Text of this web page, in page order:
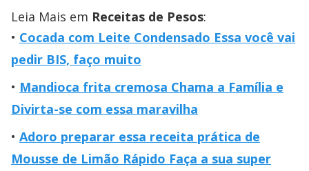
Leia Mais em Receitas de Pesos:
Cocada com Leite Condensado Essa você vai
pedir BIS, faço muito
Mandioca frita cremosa Chama a Família e
Divirta-se com essa maravilha
Adoro preparar essa receita prática de
Mousse de Limão Rápido Faça a sua super